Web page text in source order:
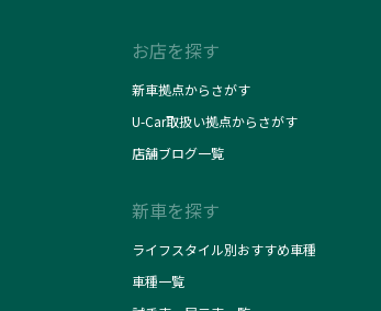
お店を探す
新車拠点からさがす
U-Car取扱い拠点からさがす
店舗ブログ一覧
新車を探す
ライフスタイル別おすすめ車種
車種一覧